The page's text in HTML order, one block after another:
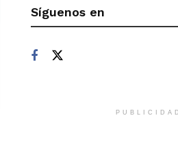
Síguenos en
PUBLICIDAD